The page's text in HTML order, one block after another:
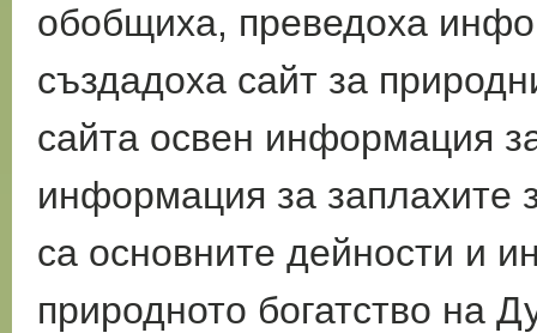
обобщиха, преведоха
създадоха сайт за
сайта освен информация
информация за заплахите
са основните дейности и
природното богатство на